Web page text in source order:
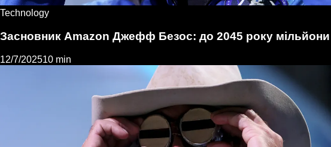
Technology
Засновник Amazon Джефф Безос: до 2045 року мільйони
12/7/202510 min